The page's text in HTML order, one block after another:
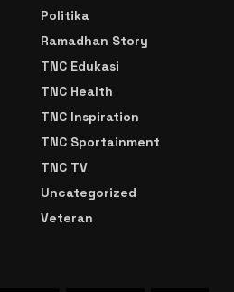
Politika
Ramadhan Story
TNC Edukasi
TNC Health
TNC Inspiration
TNC Sportainment
TNC TV
Uncategorized
Veteran